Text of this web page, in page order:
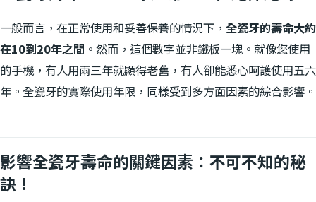
一般而言，在正常使用和妥善保養的情況下， 全瓷牙的壽命大約
在10到20年之間 。然而，這個數字並非鐵板一塊。就像您使用
的手機，有人用兩三年就顯得老舊，有人卻能悉心呵護使用五六
年。全瓷牙的實際使用年限，同樣受到多方面因素的綜合影響。
影響全瓷牙壽命的關鍵因素：不可不知的秘
訣！